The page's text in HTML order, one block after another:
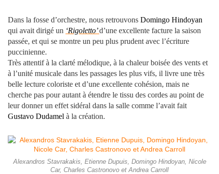
Dans la fosse d’orchestre, nous retrouvons Domingo Hindoyan
qui avait dirigé un ‘Rigoletto’d’une excellente facture la saison
passée, et qui se montre un peu plus prudent avec l’écriture
puccinienne.
Très attentif à la clarté mélodique, à la chaleur boisée des vents et
à l’unité musicale dans les passages les plus vifs, il livre une très
belle lecture coloriste et d’une excellente cohésion, mais ne
cherche pas pour autant à étendre le tissu des cordes au point de
leur donner un effet sidéral dans la salle comme l’avait fait
Gustavo Dudamel à la création.
Alexandros Stavrakakis, Etienne Dupuis, Domingo Hindoyan, Nicole
Car, Charles Castronovo et Andrea Carroll